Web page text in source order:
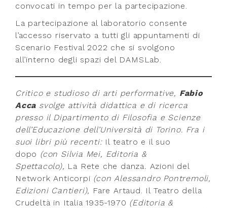
convocati in tempo per la partecipazione.
La partecipazione al laboratorio consente
l’accesso riservato a tutti gli appuntamenti di
Scenario Festival 2022 che si svolgono
all’interno degli spazi del DAMSLab.
Critico e studioso di arti performative, Fabio
Acca svolge attività didattica e di ricerca
presso il Dipartimento di Filosofia e Scienze
dell’Educazione dell’Università di Torino. Fra i
suoi libri più recenti: Il teatro e il suo
dopo (con Silvia Mei, Editoria &
Spettacolo), La Rete che danza. Azioni del
Network Anticorpi (con Alessandro Pontremoli,
Edizioni Cantieri), Fare Artaud. Il Teatro della
Crudeltà in Italia 1935-1970 (Editoria &